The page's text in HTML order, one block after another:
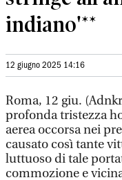
indiano'**
12 giugno 2025 14:16
Roma, 12 giu.
profonda tristezza
aerea occorsa nei
causato così tante
luttuoso di tale
commozione e